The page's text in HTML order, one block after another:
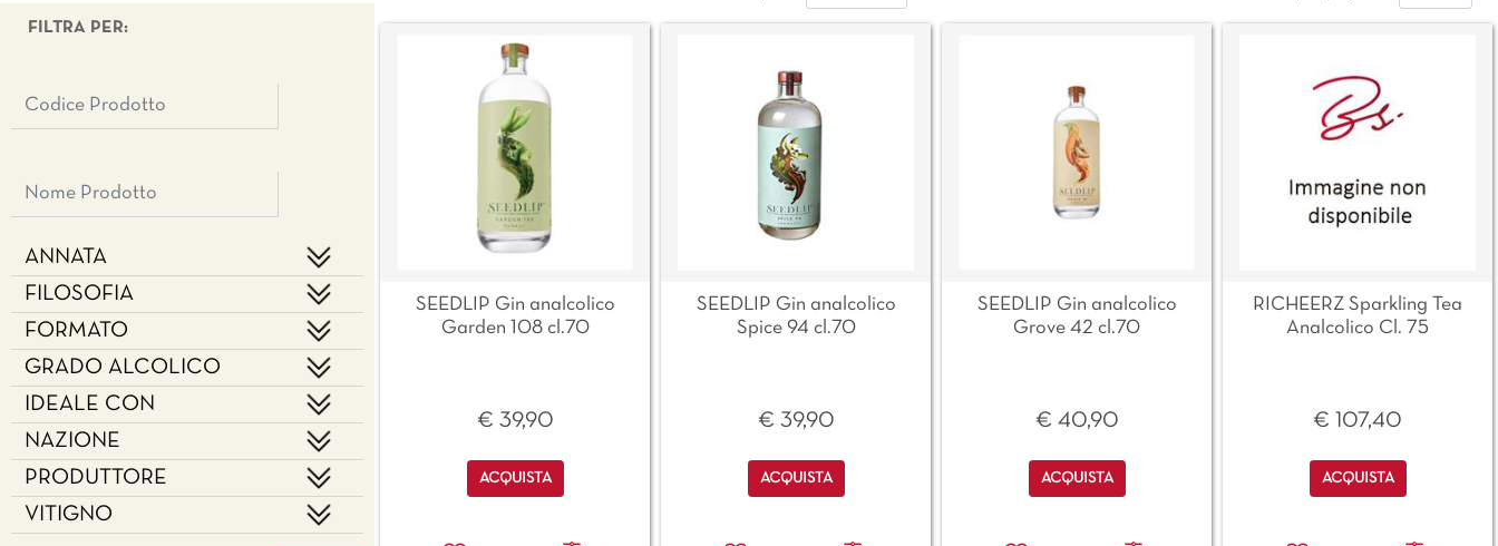
FILTRA PER:
ANNATA
FILOSOFIA
FORMATO
GRADO ALCOLICO
IDEALE CON
NAZIONE
PRODUTTORE
VITIGNO
SEEDLIP Gin analcolico
Garden 108 cl.70
€ 39,90
Quantità
ACQUISTA
SEEDLIP Gin analcolico
Spice 94 cl.70
€ 39,90
Quantità
ACQUISTA
SEEDLIP Gin analcolico
Grove 42 cl.70
€ 40,90
Quantità
ACQUISTA
RICHEERZ Sparkling Tea
Analcolico Cl. 75
€ 107,40
Quantità
ACQUISTA